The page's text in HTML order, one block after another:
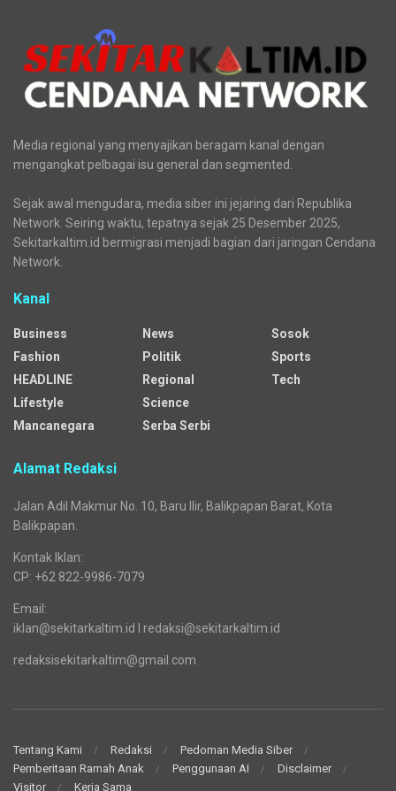
Media regional yang menyajikan beragam kanal dengan
mengangkat pelbagai isu general dan segmented.
Sejak awal mengudara, media siber ini jejaring dari Republika
Network. Seiring waktu, tepatnya sejak 25 Desember 2025,
Sekitarkaltim.id bermigrasi menjadi bagian dari jaringan Cendana
Network.
Kanal
Business
Fashion
HEADLINE
Lifestyle
Mancanegara
News
Politik
Regional
Science
Serba Serbi
Sosok
Sports
Tech
Alamat Redaksi
Jalan Adil Makmur No. 10, Baru Ilir, Balikpapan Barat, Kota
Balikpapan.
Kontak Iklan:
CP: +62 822-9986-7079
Email:
iklan@sekitarkaltim.id I redaksi@sekitarkaltim.id
redaksisekitarkaltim@gmail.com
Tentang Kami Redaksi
Pedoman Media Siber
Pemberitaan Ramah Anak
Penggunaan AI
Disclaimer
Visitor
Kerja Sama